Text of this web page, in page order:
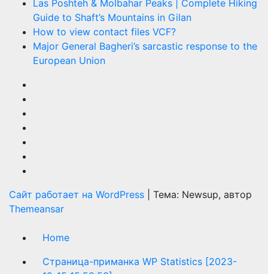
Las Poshteh & Molbahar Peaks | Complete Hiking
Guide to Shaft’s Mountains in Gilan
How to view contact files VCF?
Major General Bagheri’s sarcastic response to the
European Union
Сайт работает на WordPress
Тема: Newsup, автор
Themeansar
Home
Страница-приманка WP Statistics [2023-